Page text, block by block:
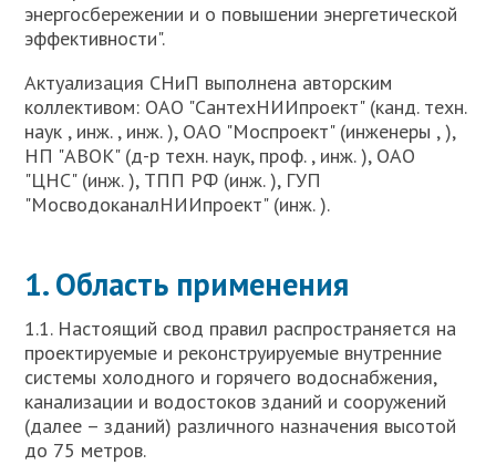
энергосбережении и о повышении энергетической
эффективности".
Актуализация СНиП выполнена авторским
коллективом: ОАО "СантехНИИпроект" (канд. техн.
наук , инж. , инж. ), ОАО "Моспроект" (инженеры , ),
НП "АВОК" (д-р техн. наук, проф. , инж. ), ОАО
"ЦНС" (инж. ), ТПП РФ (инж. ), ГУП
"МосводоканалНИИпроект" (инж. ).
1. Область применения
1.1. Настоящий свод правил распространяется на
проектируемые и реконструируемые внутренние
системы холодного и горячего водоснабжения,
канализации и водостоков зданий и сооружений
(далее – зданий) различного назначения высотой
до 75 метров.